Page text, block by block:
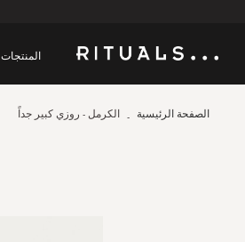
المنتجات
الصفحة الرئيسية الكرمل - روزي كبير جداً